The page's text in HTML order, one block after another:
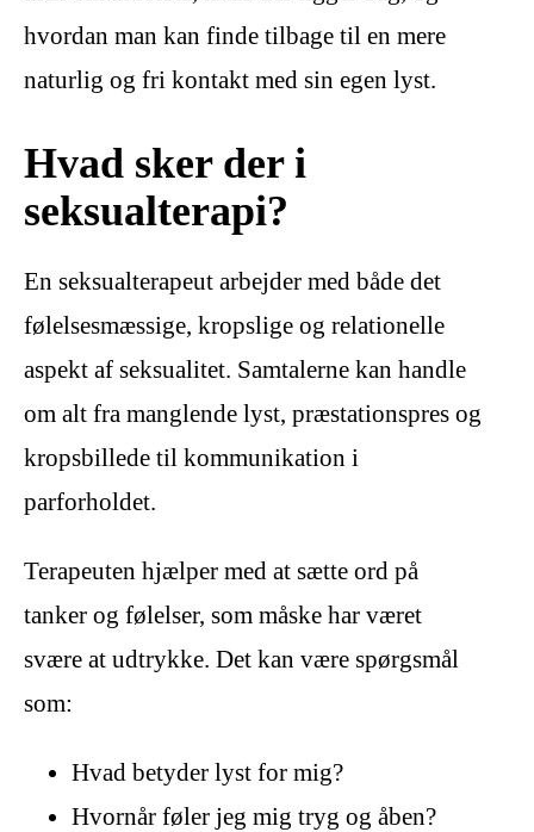
hvordan man kan finde tilbage til en mere
naturlig og fri kontakt med sin egen lyst.
Hvad sker der i
seksualterapi?
En seksualterapeut arbejder med både det
følelsesmæssige, kropslige og relationelle
aspekt af seksualitet. Samtalerne kan handle
om alt fra manglende lyst, præstationspres og
kropsbillede til kommunikation i
parforholdet.
Terapeuten hjælper med at sætte ord på
tanker og følelser, som måske har været
svære at udtrykke. Det kan være spørgsmål
som:
Hvad betyder lyst for mig?
Hvornår føler jeg mig tryg og åben?